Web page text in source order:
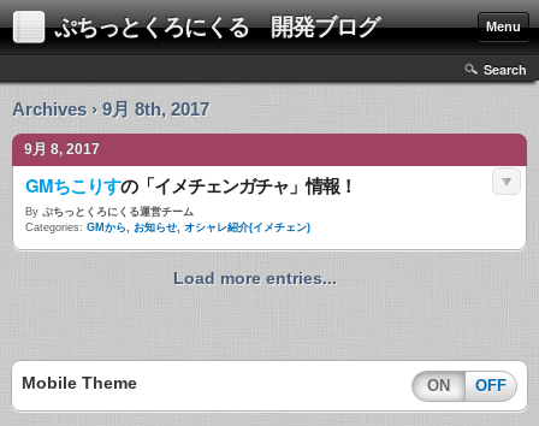
ぷちっとくろにくる 開発ブログ Menu
Search
Archives › 9月 8th, 2017
9月 8, 2017
GMちこりすの「イメチェンガチャ」情報！
By ぷちっとくろにくる運営チーム
Categories: GMから, お知らせ, オシャレ紹介(イメチェン)
Load more entries...
Mobile Theme ON OFF